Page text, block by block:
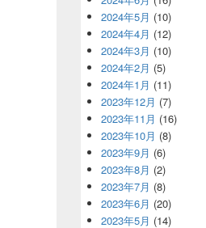
2024年5月 (10)
2024年4月 (12)
2024年3月 (10)
2024年2月 (5)
2024年1月 (11)
2023年12月 (7)
2023年11月 (16)
2023年10月 (8)
2023年9月 (6)
2023年8月 (2)
2023年7月 (8)
2023年6月 (20)
2023年5月 (14)